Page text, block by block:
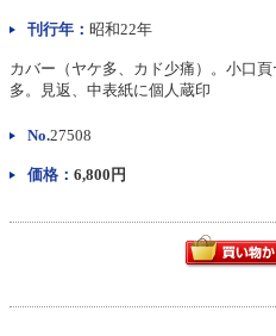
刊行年： 昭和22年
カバー（ヤケ多、カド少痛）。小口頁
多。見返、中表紙に個人蔵印
No.27508
価格： 6,800円